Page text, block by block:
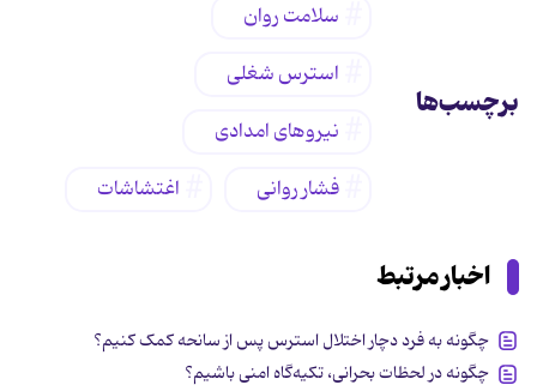
برچسب‌ها
سلامت روان
استرس شغلی
نیروهای امدادی
فشار روانی
اغتشاشات
اخبار مرتبط
چگونه به فرد دچار اختلال استرس پس از سانحه کمک کنیم؟
چگونه در لحظات بحرانی، تکیه‌گاه امنی باشیم؟